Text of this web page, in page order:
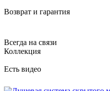
Возврат и гарантия
Всегда на связи
Коллекция
Есть видео